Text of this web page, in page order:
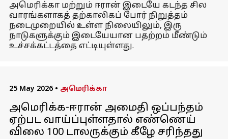
அமெரிக்கா மற்றும் ஈரான் இடையே கடந்த சில
வாரங்களாகத் தற்காலிகப் போர் நிறுத்தம்
நடைமுறையில் உள்ள நிலையிலும், இரு
நாடுகளுக்கும் இடையேயான பதற்றம் மீண்டும்
உச்சக்கட்டத்தை எட்டியுள்ளது.
25 May 2026 • அமெரிக்கா
அமெரிக்க-ஈரான் அமைதி ஒப்பந்தம்
ஏற்பட வாய்ப்புள்ளதால் எண்ணெய்
விலை 100 டாலருக்கும் கீழே சரிந்தது